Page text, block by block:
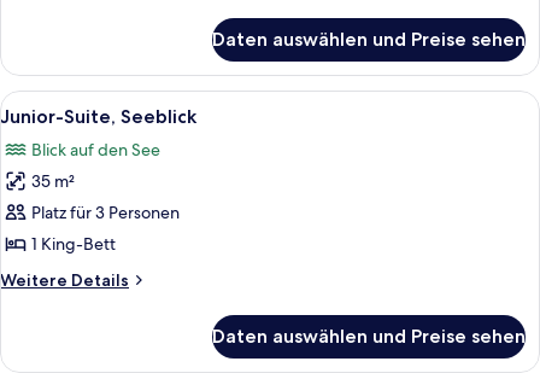
Daten auswählen und Preise sehen
Alle
Fotos
für
Junior-
Suite,
Seeblick
anzeigen
Ein ruhiger Fluss mit einer Brücke,
5
Junior-Suite, Seeblick
Blick auf den See
35 m²
Platz für 3 Personen
1 King-Bett
Weitere Details
Weitere
Suite,
Daten auswählen und Preise sehen